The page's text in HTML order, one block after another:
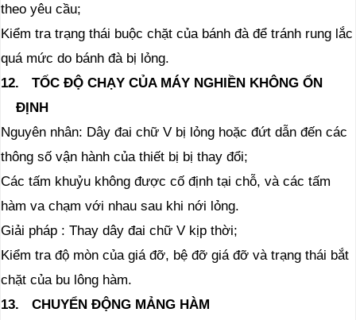
theo yêu cầu;
Kiểm tra trạng thái buộc chặt của bánh đà để tránh rung lắc
quá mức do bánh đà bị lỏng.
12.
TỐC ĐỘ CHẠY CỦA MÁY NGHIỀN KHÔNG ỔN
ĐỊNH
Nguyên nhân: Dây đai chữ V bị lỏng hoặc đứt dẫn đến các
thông số vận hành của thiết bị bị thay đổi;
Các tấm khuỷu không được cố định tại chỗ, và các tấm
hàm va chạm với nhau sau khi nới lỏng.
Giải pháp : Thay dây đai chữ V kịp thời;
Kiểm tra độ mòn của giá đỡ, bệ đỡ giá đỡ và trạng thái bắt
chặt của bu lông hàm.
13.
CHUYỂN ĐỘNG MẢNG HÀM